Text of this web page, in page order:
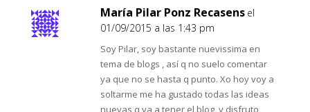
María Pilar Ponz Recasens el
01/09/2015 a las 1:43 pm
Soy Pilar, soy bastante nuevissima en
tema de blogs , así q no suelo comentar
ya que no se hasta q punto. Xo hoy voy a
soltarme me ha gustado todas las ideas
nuevas q va a tener el blog, y disfruto